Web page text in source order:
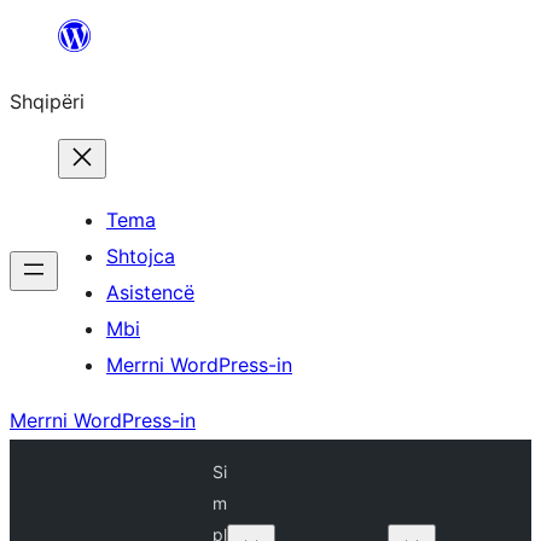
Hidhu
lënda
Shqipëri
Tema
Shtojca
Asistencë
Mbi
Merrni WordPress-in
Merrni WordPress-in
Si
m
pl